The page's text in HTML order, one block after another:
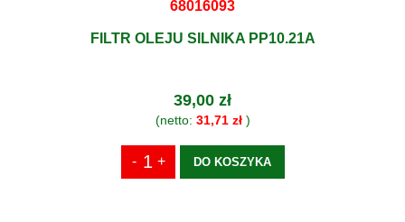
68016093
FILTR OLEJU SILNIKA PP10.21A
39,00 zł
(netto: 31,71 zł)
DO KOSZYKA